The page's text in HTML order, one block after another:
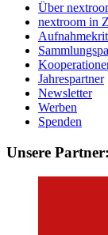
Über
nextroom in
Jahrespartner
Newsletter
Werben
Spenden
Unsere Partner: